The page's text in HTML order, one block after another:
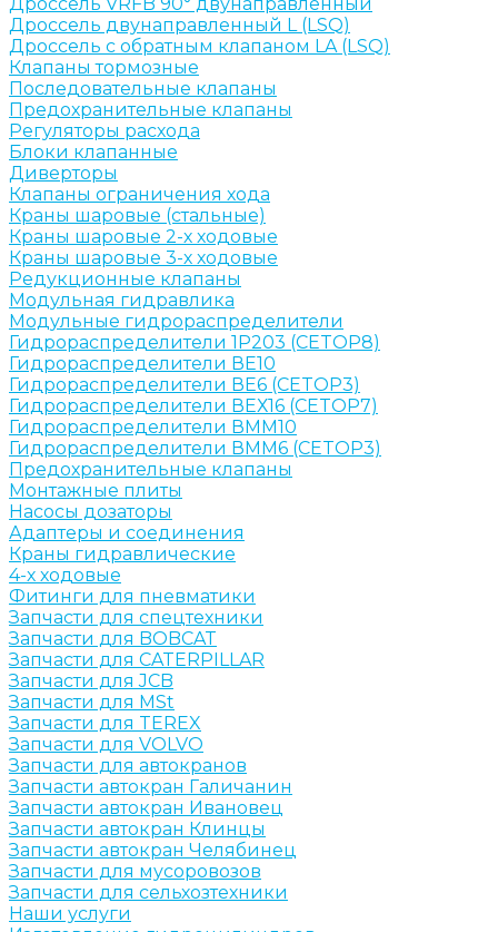
Дроссель двунаправленный L (LSQ)
Дроссель с обратным клапаном LA (LSQ)
Клапаны тормозные
Последовательные клапаны
Предохранительные клапаны
Регуляторы расхода
Блоки клапанные
Диверторы
Клапаны ограничения хода
Краны шаровые (стальные)
Краны шаровые 2-х ходовые
Краны шаровые 3-х ходовые
Редукционные клапаны
Модульная гидравлика
Модульные гидрораспределители
Гидрораспределители 1Р203 (CETOP8)
Гидрораспределители ВЕ10
Гидрораспределители ВЕ6 (CETOP3)
Гидрораспределители ВЕХ16 (CETOP7)
Гидрораспределители ВММ10
Гидрораспределители ВММ6 (CETOP3)
Предохранительные клапаны
Монтажные плиты
Насосы дозаторы
Адаптеры и соединения
Краны гидравлические
4-х ходовые
Фитинги для пневматики
Запчасти для спецтехники
Запчасти для BOBCAT
Запчасти для CATERPILLAR
Запчасти для JCB
Запчасти для MSt
Запчасти для TEREX
Запчасти для VOLVO
Запчасти для автокранов
Запчасти автокран Галичанин
Запчасти автокран Ивановец
Запчасти автокран Клинцы
Запчасти автокран Челябинец
Запчасти для мусоровозов
Запчасти для сельхозтехники
Наши услуги